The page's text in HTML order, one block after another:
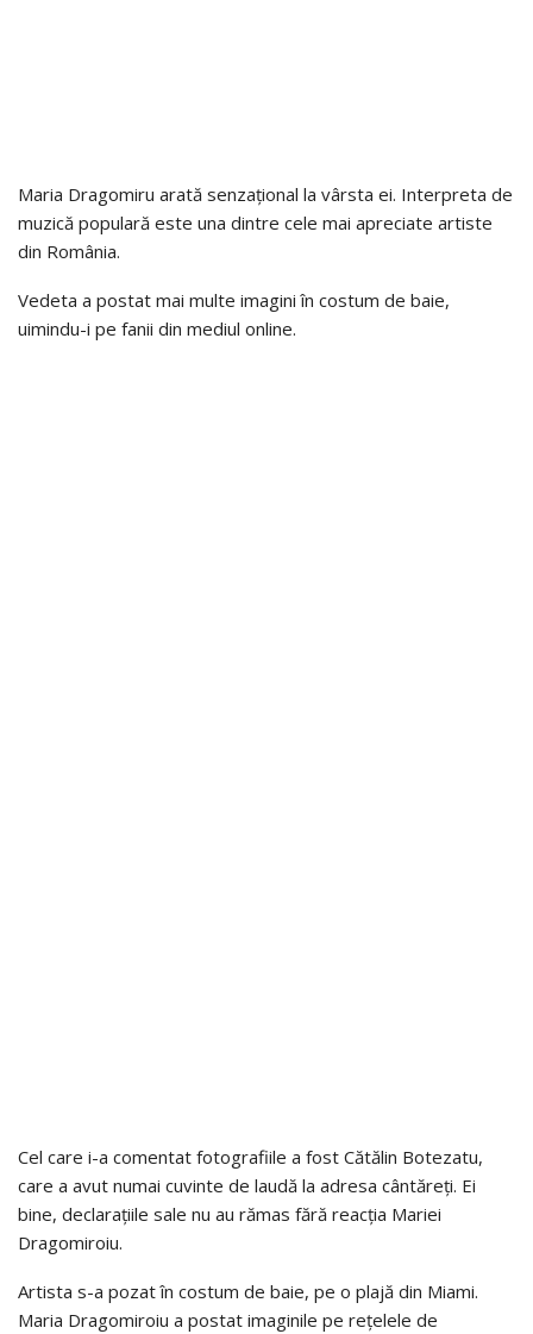
Maria Dragomiru arată senzațional la vârsta ei. Interpreta de
muzică populară este una dintre cele mai apreciate artiste
din România.
Vedeta a postat mai multe imagini în costum de baie,
uimindu-i pe fanii din mediul online.
Cel care i-a comentat fotografiile a fost Cătălin Botezatu,
care a avut numai cuvinte de laudă la adresa cântăreți. Ei
bine, declarațiile sale nu au rămas fără reacția Mariei
Dragomiroiu.
Artista s-a pozat în costum de baie, pe o plajă din Miami.
Maria Dragomiroiu a postat imaginile pe rețelele de